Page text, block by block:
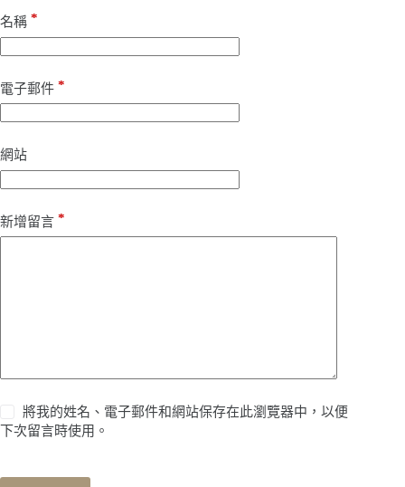
名稱 *
電子郵件 *
網站
新增留言 *
將我的姓名、電子郵件和網站保存在此瀏覽器中，以便
下次留言時使用。